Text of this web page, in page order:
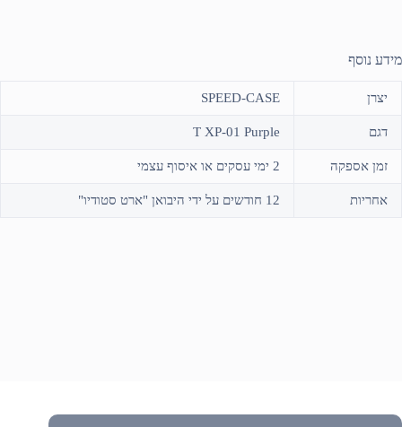
מידע נוסף
יצרן SPEED-CASE
דגם T XP-01 Purple
זמן אספקה 2 ימי עסקים או איסוף עצמי
אחריות 12 חודשים על ידי היבואן "ארט סטודיו"